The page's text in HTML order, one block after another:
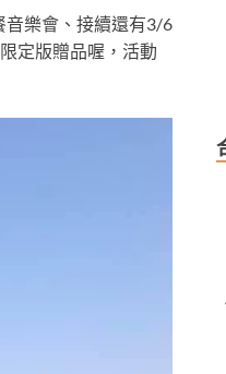
音樂會、接續還有3/6
定版贈品喔，活動